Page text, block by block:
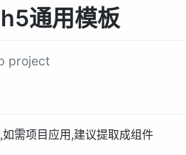
通用模板
project
需项目应用,建议提取成组件